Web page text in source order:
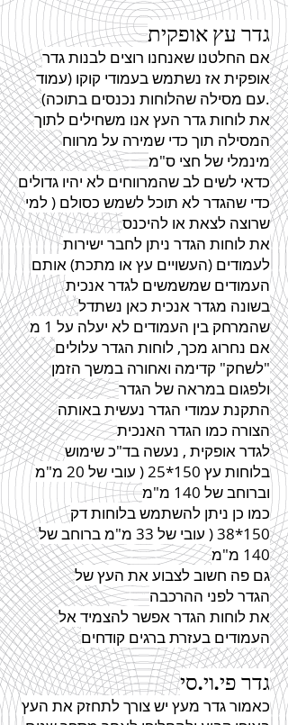
גדר עץ אופקית
אם החלטנו שאנחנו רוצים לבנות גדר
אופקית אז נשתמש בעמודי קוקו (עמוד
עם מסילה שהלוחות נכנסים בתוכה).
את לוחותגדר העץ אנו משחילים לתוך
המסילה תוך כדי שמירה על מרווח
מינמלי של חצי ס"מ
כדאי לשים לב שהמרווחים לא יהיו גדולים
כדי שהגדרלא תוכל לשמש כסולם ( למי
שרוצה לצאת או להיכנס
את לוחות הגדר ניתן לחבר ישירות
לעמודים (העשויים עץ או מתכת) אותם
העמודים שמשמשים לגדראנכית
בשונה מגדראנכית כאן נשתדל
שהמרחק בין העמודים לא יעלה על 1 מ
אם נחרוג מכך, לוחות הגדר עלולים
"לשחק" קדימה ואחורה במשך הזמן
ולפגום במראה של הגדר
התקנת עמודי הגדר נעשית באותה
הצורה כמו הגדר האנכית
לגדראופקית , נעשה בד"כ שימוש
בלוחות עץ 150*25 ( עובי של 20 מ"מ
וברוחב של 140 מ"מ
כמו כן ניתן להשתמש בלוחות דק
150*38 ( עובי של 33 מ"מ ברוחב של
140 מ"מ
גם פה חשוב לצבוע את העץ של
הגדרלפני ההרכבה
את לוחות הגדראפשר להצמיד אל
העמודים בעזרת ברגים קודחים
גדר פי.וי.סי
כאמור גדר מעץ יש צורך לתחזק את העץ